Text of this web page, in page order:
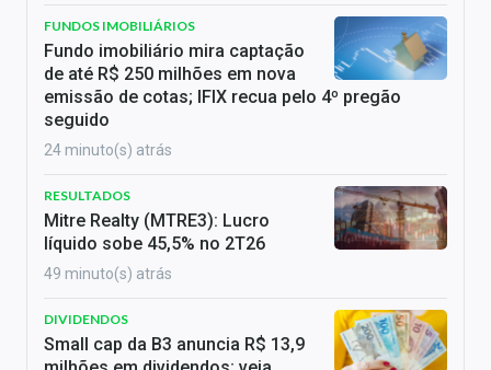
FUNDOS IMOBILIÁRIOS
Fundo imobiliário mira captação
de até R$ 250 milhões em nova
emissão de cotas; IFIX recua pelo 4º pregão
seguido
24 minuto(s) atrás
RESULTADOS
Mitre Realty (MTRE3): Lucro
líquido sobe 45,5% no 2T26
49 minuto(s) atrás
DIVIDENDOS
Small cap da B3 anuncia R$ 13,9